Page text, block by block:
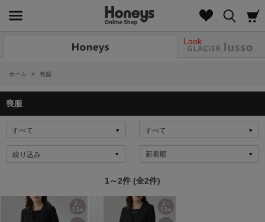
Look
ホーム > 喪服
喪服
絞り込み
1～2件 (全2件)